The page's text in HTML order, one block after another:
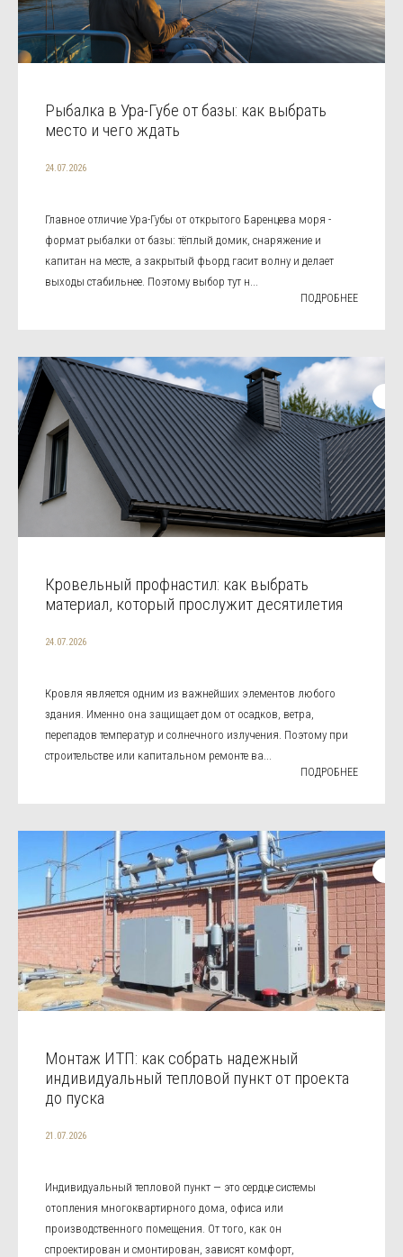
Рыбалка в Ура-Губе от базы: как выбрать
место и чего ждать
24.07.2026
Главное отличие Ура-Губы от открытого Баренцева моря -
формат рыбалки от базы: тёплый домик, снаряжение и
капитан на месте, а закрытый фьорд гасит волну и делает
выходы стабильнее. Поэтому выбор тут н...
ПОДРОБНЕЕ
Кровельный профнастил: как выбрать
материал, который прослужит десятилетия
24.07.2026
Кровля является одним из важнейших элементов любого
здания. Именно она защищает дом от осадков, ветра,
перепадов температур и солнечного излучения. Поэтому при
строительстве или капитальном ремонте ва...
ПОДРОБНЕЕ
Монтаж ИТП: как собрать надежный
индивидуальный тепловой пункт от проекта
до пуска
21.07.2026
Индивидуальный тепловой пункт — это сердце системы
отопления многоквартирного дома, офиса или
производственного помещения. От того, как он
спроектирован и смонтирован, зависят комфорт,